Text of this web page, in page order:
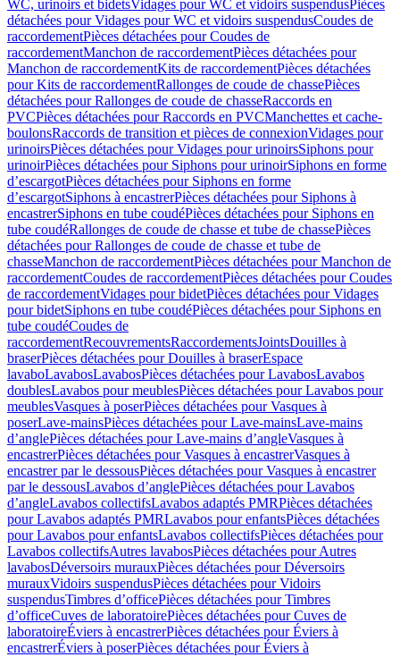
WC, urinoirs et bidetsVidages pour WC et vidoirs suspendusPièces
détachées pour Vidages pour WC et vidoirs suspendusCoudes de
raccordementPièces détachées pour Coudes de
raccordementManchon de raccordementPièces détachées pour
Manchon de raccordementKits de raccordementPièces détachées
pour Kits de raccordementRallonges de coude de chassePièces
détachées pour Rallonges de coude de chasseRaccords en
PVCPièces détachées pour Raccords en PVCManchettes et cache-
boulonsRaccords de transition et pièces de connexionVidages pour
urinoirsPièces détachées pour Vidages pour urinoirsSiphons pour
urinoirPièces détachées pour Siphons pour urinoirSiphons en forme
d’escargotPièces détachées pour Siphons en forme
d’escargotSiphons à encastrerPièces détachées pour Siphons à
encastrerSiphons en tube coudéPièces détachées pour Siphons en
tube coudéRallonges de coude de chasse et tube de chassePièces
détachées pour Rallonges de coude de chasse et tube de
chasseManchon de raccordementPièces détachées pour Manchon de
raccordementCoudes de raccordementPièces détachées pour Coudes
de raccordementVidages pour bidetPièces détachées pour Vidages
pour bidetSiphons en tube coudéPièces détachées pour Siphons en
tube coudéCoudes de
raccordementRecouvrementsRaccordementsJointsDouilles à
braserPièces détachées pour Douilles à braserEspace
lavaboLavabosLavabosPièces détachées pour LavabosLavabos
doublesLavabos pour meublesPièces détachées pour Lavabos pour
meublesVasques à poserPièces détachées pour Vasques à
poserLave-mainsPièces détachées pour Lave-mainsLave-mains
d’anglePièces détachées pour Lave-mains d’angleVasques à
encastrerPièces détachées pour Vasques à encastrerVasques à
encastrer par le dessousPièces détachées pour Vasques à encastrer
par le dessousLavabos d’anglePièces détachées pour Lavabos
d’angleLavabos collectifsLavabos adaptés PMRPièces détachées
pour Lavabos adaptés PMRLavabos pour enfantsPièces détachées
pour Lavabos pour enfantsLavabos collectifsPièces détachées pour
Lavabos collectifsAutres lavabosPièces détachées pour Autres
lavabosDéversoirs murauxPièces détachées pour Déversoirs
murauxVidoirs suspendusPièces détachées pour Vidoirs
suspendusTimbres dʼofficePièces détachées pour Timbres
dʼofficeCuves de laboratoirePièces détachées pour Cuves de
laboratoireÉviers à encastrerPièces détachées pour Éviers à
encastrerÉviers à poserPièces détachées pour Éviers à